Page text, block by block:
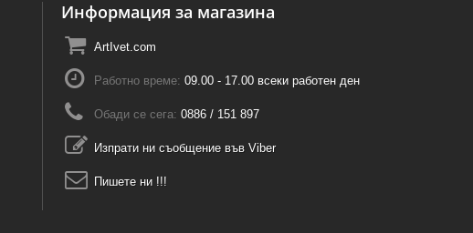
Информация за магазина
ArtIvet.com
Работно време: 09.00 - 17.00 всеки работен ден
Обади се сега: 0886 / 151 897
Изпрати ни съобщение във Viber
Пишете ни !!!